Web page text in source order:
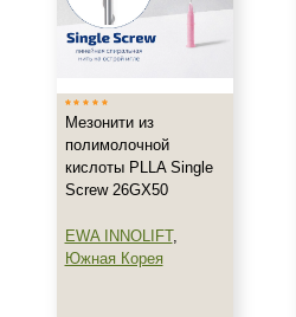
Мезонити из
полимолочной
кислоты PLLA Single
Screw 26GX50
EWA INNOLIFT,
Южная Корея
+7 (495)
+7 (929)